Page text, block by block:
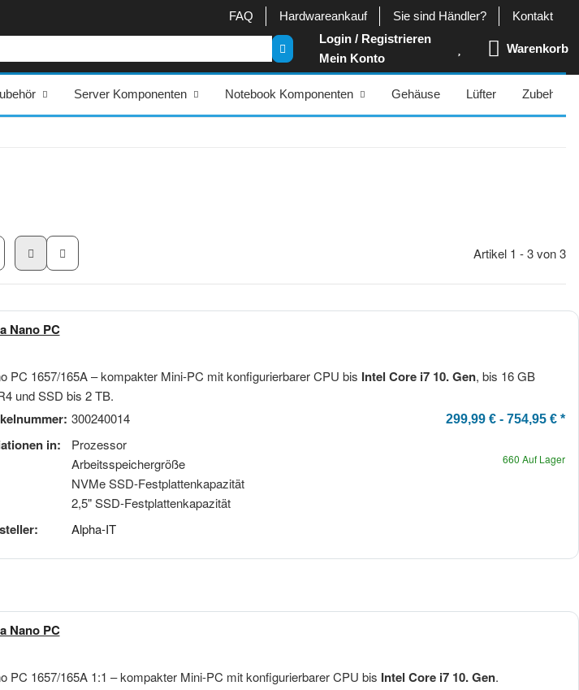
FAQ Hardwareankauf Sie sind Händler? Kontakt
Login / Registrieren
Mein Konto
Warenkorb
Server Komponenten Notebook Komponenten Gehäuse Lüfter Zubehör
Artikel 1 - 3 von 3
Nano PC
PC 1657/165A – kompakter Mini-PC mit konfigurierbarer CPU bis Intel Core i7 10. Gen, bis 16 GB
und SSD bis 2 TB.
300240014
in:
Prozessor
Arbeitsspeichergröße
NVMe SSD-Festplattenkapazität
2,5" SSD-Festplattenkapazität
Alpha-IT
299,99 € - 754,95 € *
660 Auf Lager
Nano PC
PC 1657/165A 1:1 – kompakter Mini-PC mit konfigurierbarer CPU bis Intel Core i7 10. Gen.